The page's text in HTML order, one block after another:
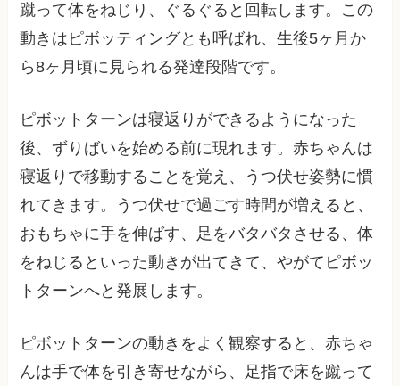
蹴って体をねじり、ぐるぐると回転します。この
動きはピボッティングとも呼ばれ、生後5ヶ月か
ら8ヶ月頃に見られる発達段階です。
ピボットターンは寝返りができるようになった
後、ずりばいを始める前に現れます。赤ちゃんは
寝返りで移動することを覚え、うつ伏せ姿勢に慣
れてきます。うつ伏せで過ごす時間が増えると、
おもちゃに手を伸ばす、足をバタバタさせる、体
をねじるといった動きが出てきて、やがてピボッ
トターンへと発展します。
ピボットターンの動きをよく観察すると、赤ちゃ
んは手で体を引き寄せながら、足指で床を蹴って